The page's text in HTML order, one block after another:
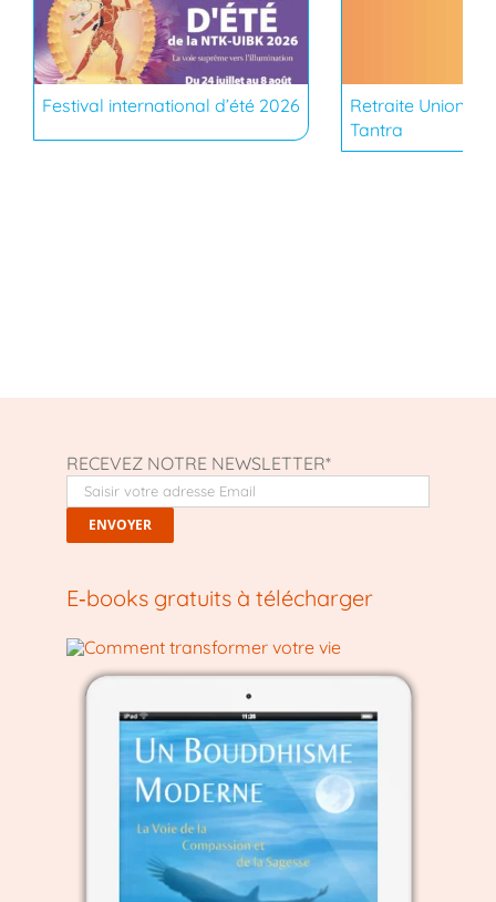
Festival international d’été 2026
Retraite Union
Tantra
RECEVEZ NOTRE NEWSLETTER*
E‑books gratuits à télécharger